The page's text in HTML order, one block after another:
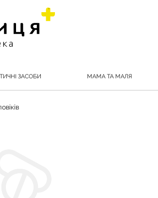
ЗАСОБИ МАМА ТА МАЛЯ